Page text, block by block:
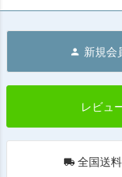
新規会
レビュ
全国送